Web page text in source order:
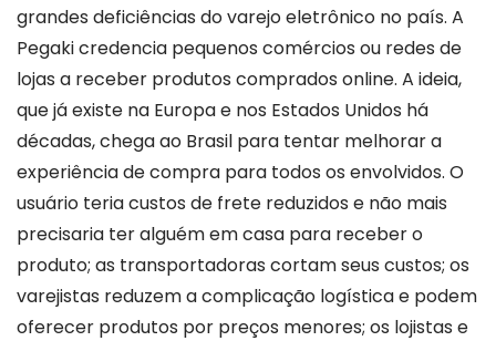
grandes deficiências do varejo eletrônico no país. A
Pegaki credencia pequenos comércios ou redes de
lojas a receber produtos comprados online. A ideia,
que já existe na Europa e nos Estados Unidos há
décadas, chega ao Brasil para tentar melhorar a
experiência de compra para todos os envolvidos. O
usuário teria custos de frete reduzidos e não mais
precisaria ter alguém em casa para receber o
produto; as transportadoras cortam seus custos; os
varejistas reduzem a complicação logística e podem
oferecer produtos por preços menores; os lojistas e